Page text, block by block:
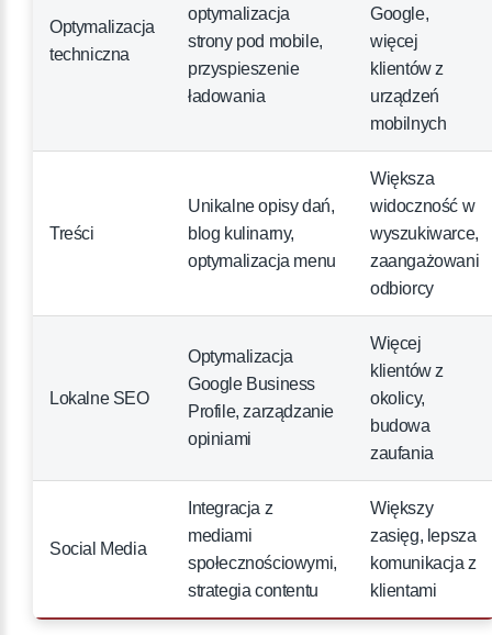
Optymalizacja
techniczna
optymalizacja
strony pod mobile,
przyspieszenie
ładowania
Google,
więcej
klientów z
urządzeń
mobilnych
Treści
Unikalne opisy dań,
blog kulinarny,
optymalizacja menu
Większa
widoczność w
wyszukiwarce,
zaangażowani
odbiorcy
Lokalne SEO
Optymalizacja
Google Business
Profile, zarządzanie
opiniami
Więcej
klientów z
okolicy,
budowa
zaufania
Social Media
Integracja z
mediami
społecznościowymi,
strategia contentu
Większy
zasięg, lepsza
komunikacja z
klientami